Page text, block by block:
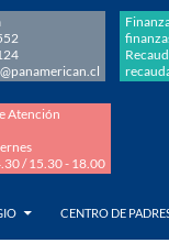
Atención
/ 15.30 - 18.00
CENTRO DE